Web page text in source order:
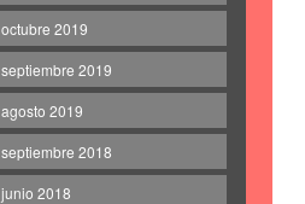
octubre 2019
septiembre 2019
agosto 2019
septiembre 2018
junio 2018